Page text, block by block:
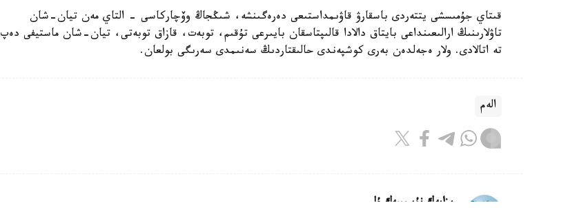
قىتاي جۇمىسشى يتتەردى باسقارۋ قاۋىمداستىعى دەرەگىنشە، شىڭجاڭ وۆچاركاسى - التاي مەن تيان-شان
تاۋلارىنىڭ ارالىعىنداعى بايتاق دالادا قالىپتاسقان بايىرعى تۇقىم، توبەت، قازاق توبەتى، تيان-شان ماستيفى دەپ
تە اتالادى. ولار ەجەلدەن بەرى كوشپەندى حالىقتاردىڭ سەنىمدى سەرىگى بولعان.
الەم
ريزابەك نۇسىپبەك ۇلى